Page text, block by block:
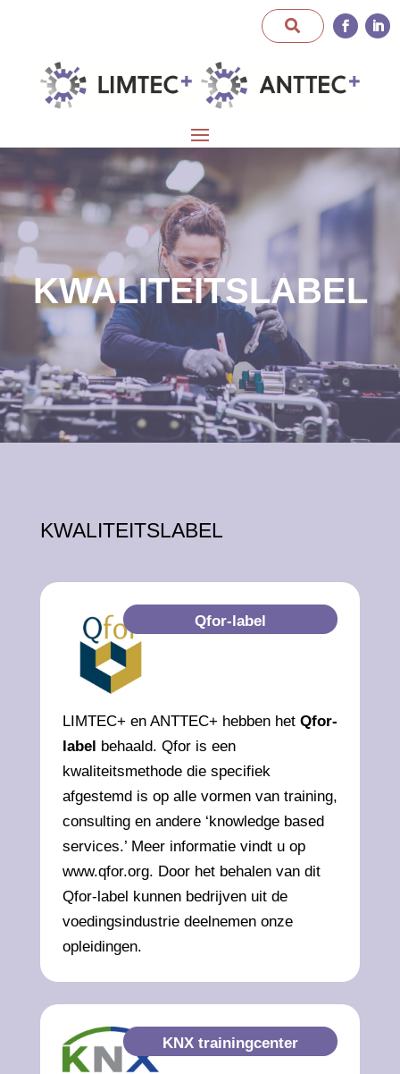
KWALITEITSLABEL
KWALITEITSLABEL
Qfor-label
LIMTEC+ en ANTTEC+ hebben het Qfor-
label
behaald. Qfor is een
kwaliteitsmethode die specifiek
afgestemd is op alle vormen van training,
consulting en andere ‘knowledge based
services.’ Meer informatie vindt u op
www.qfor.org. Door het behalen van dit
Qfor-label kunnen bedrijven uit de
voedingsindustrie deelnemen onze
opleidingen.
KNX trainingcenter